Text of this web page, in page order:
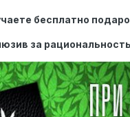
бесплатно
за